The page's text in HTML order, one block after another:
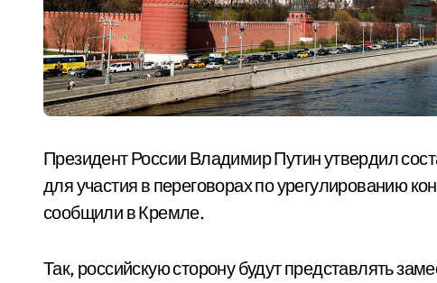
Президент России Владимир Путин утвердил
для участия в переговорах по урегулированию
сообщили в Кремле.
Так, российскую сторону будут представлять